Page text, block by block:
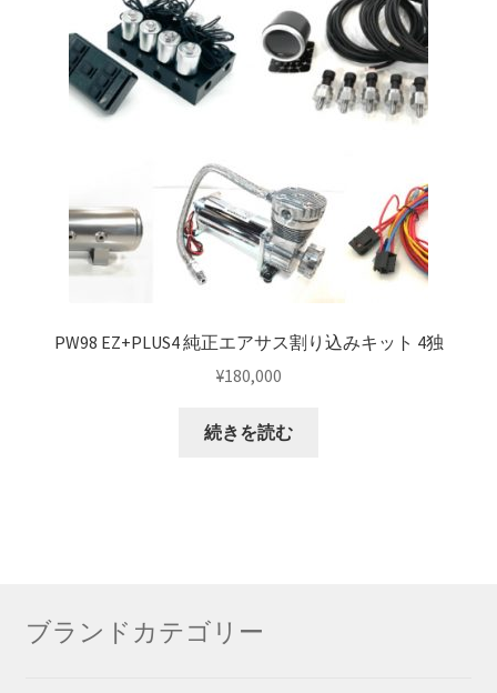
PW98 EZ+PLUS4 純正エアサス割り込みキット 4独
¥180,000
続きを読む
ブランドカテゴリー